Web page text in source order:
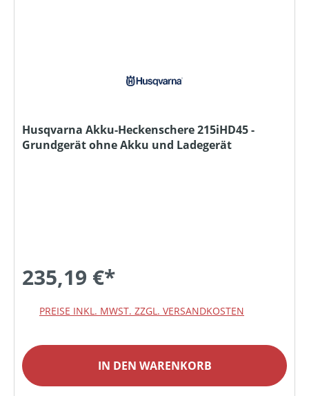
Husqvarna Akku-Heckenschere 215iHD45 -
Grundgerät ohne Akku und Ladegerät
235,19 €*
PREISE INKL. MWST. ZZGL. VERSANDKOSTEN
IN DEN WARENKORB